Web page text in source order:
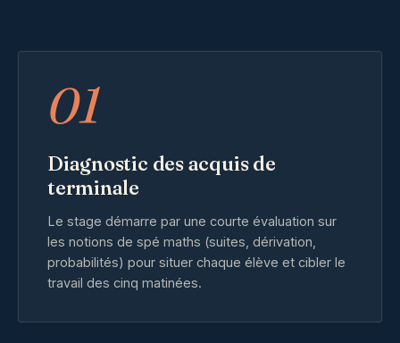
01
Diagnostic des acquis de
terminale
Le stage démarre par une courte évaluation sur
les notions de spé maths (suites, dérivation,
probabilités) pour situer chaque élève et cibler le
travail des cinq matinées.